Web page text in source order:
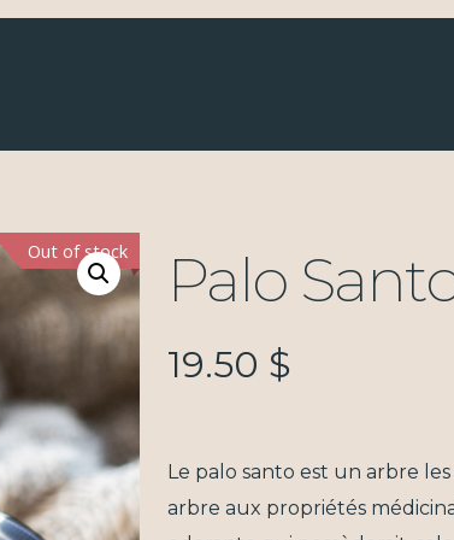
Out of stock Palo
19.50 $
Le palo santo est un arbre
arbre aux propriétés